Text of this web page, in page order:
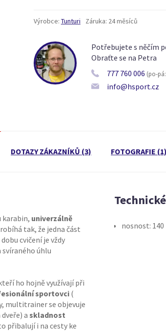
Výrobce: Tunturi Záruka: 24 měsíců
Potřebujete s něčím
Obraťte se na Petra
777 760 006 (po-
info@hsport.cz
DOTAZY ZÁKAZNÍKŮ (3) FOTOGRAFIE (1)
karabin, univerzálně
tak, že jedna část
cvičení je vždy
svíraného úhlu
ho hojně využívají při
sportovci(
multitrainer se objevuje
askladnost
přibalují i na cesty ke
nosnost: 140